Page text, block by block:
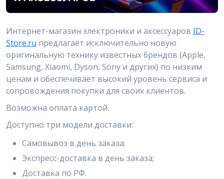
Интернет-магазин электроники и аксессуаров ID-
Store.ru предлагает исключительно новую
оригинальную технику известных брендов (Apple,
Samsung, Xiaomi, Dyson, Sony и других) по низким
ценам и обеспечивает высокий уровень сервиса и
сопровождения покупки для своих клиентов.
Возможна оплата картой.
Доступно три модели доставки:
Самовывоз в день заказа;
Экспресс-доставка в день заказа;
Доставка по РФ.